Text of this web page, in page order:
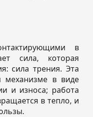
в
сила, которая
сила трения. Эта
механизме в виде
и износа; работа
в тепло, и